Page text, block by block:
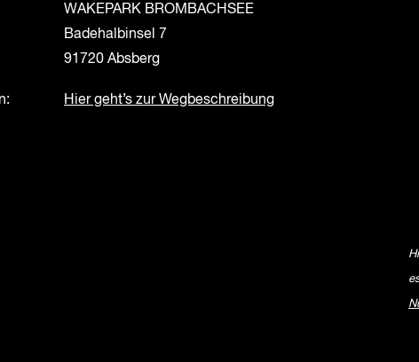
WAKEPARK BROMBACHSEE
Badehalbinsel 7
91720 Absberg
Hier geht’s zur Wegbeschreibung